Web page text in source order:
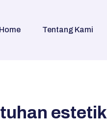
Home Tentang Kami
estetik